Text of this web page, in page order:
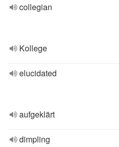
collegian
Kollege
elucidated
aufgeklärt
dimpling